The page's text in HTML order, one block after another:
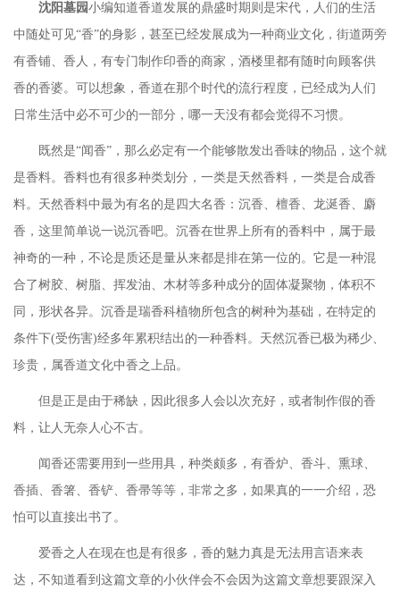
沈阳墓园小编知道香道发展的鼎盛时期则是宋代，人们的生活
中随处可见“香”的身影，甚至已经发展成为一种商业文化，街道两旁
有香铺、香人，有专门制作印香的商家，酒楼里都有随时向顾客供
香的香婆。可以想象，香道在那个时代的流行程度，已经成为人们
日常生活中必不可少的一部分，哪一天没有都会觉得不习惯。
既然是“闻香”，那么必定有一个能够散发出香味的物品，这个就
是香料。香料也有很多种类划分，一类是天然香料，一类是合成香
料。天然香料中最为有名的是四大名香：沉香、檀香、龙涎香、麝
香，这里简单说一说沉香吧。沉香在世界上所有的香料中，属于最
神奇的一种，不论是质还是量从来都是排在第一位的。它是一种混
合了树胶、树脂、挥发油、木材等多种成分的固体凝聚物，体积不
同，形状各异。沉香是瑞香科植物所包含的树种为基础，在特定的
条件下(受伤害)经多年累积结出的一种香料。天然沉香已极为稀少、
珍贵，属香道文化中香之上品。
但是正是由于稀缺，因此很多人会以次充好，或者制作假的香
料，让人无奈人心不古。
闻香还需要用到一些用具，种类颇多，有香炉、香斗、熏球、
香插、香箸、香铲、香帚等等，非常之多，如果真的一一介绍，恐
怕可以直接出书了。
爱香之人在现在也是有很多，香的魅力真是无法用言语来表
达，不知道看到这篇文章的小伙伴会不会因为这篇文章想要跟深入